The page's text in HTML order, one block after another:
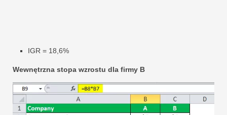
IGR = 18,6%
Wewnętrzna stopa wzrostu dla firmy B